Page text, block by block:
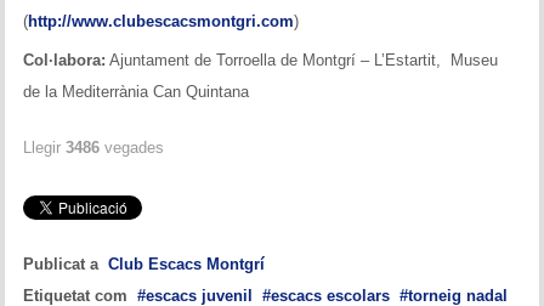
(http://www.clubescacsmontgri.com)
Col·labora: Ajuntament de Torroella de Montgrí – L’Estartit, Museu
de la Mediterrània Can Quintana
Llegir 3486 vegades
Publicat a Club Escacs Montgrí
Etiquetat com
escacs juvenil escacs escolars torneig nadal